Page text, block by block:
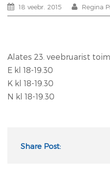
18 veebr. 2015 Regina
Alates 23. veebruarist
E kl 18-19.30
K kl 18-19.30
N kl 18-19.30
Share Post: